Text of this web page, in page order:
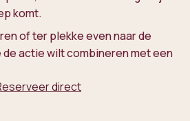
komt.
of ter plekke even naar de
actie wilt combineren met een
direct